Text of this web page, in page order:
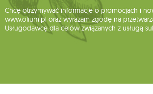
Chcę otrzymywać informacje o promocjach i
www.olium.pl oraz wyrażam zgodę na
Usługodawcę dla celów związanych z usługą